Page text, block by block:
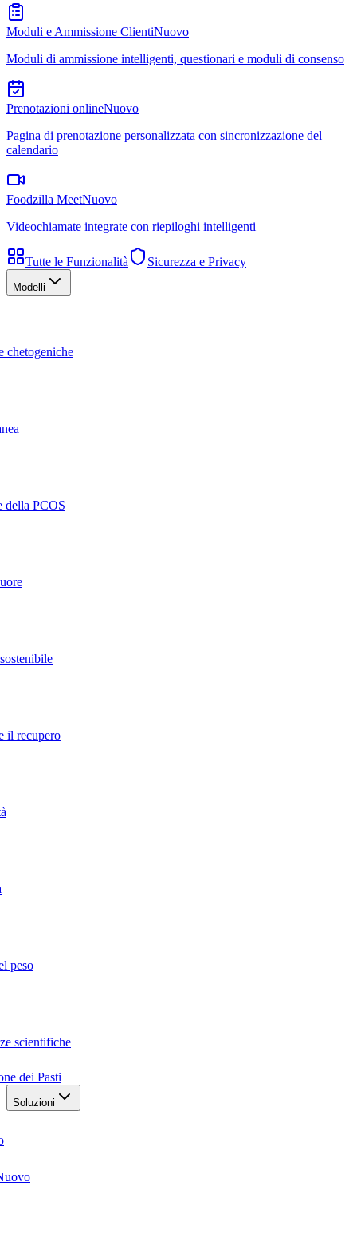
Moduli e Ammissione ClientiNuovo
Moduli di ammissione intelligenti, questionari e moduli di consenso
Prenotazioni onlineNuovo
Pagina di prenotazione personalizzata con sincronizzazione del
calendario
Foodzilla MeetNuovo
Videochiamate integrate con riepiloghi intelligenti
Tutte le Funzionalità Sicurezza e Privacy
Modelli
chetogeniche
della PCOS
il recupero
peso
scientifiche
dei Pasti
Soluzioni